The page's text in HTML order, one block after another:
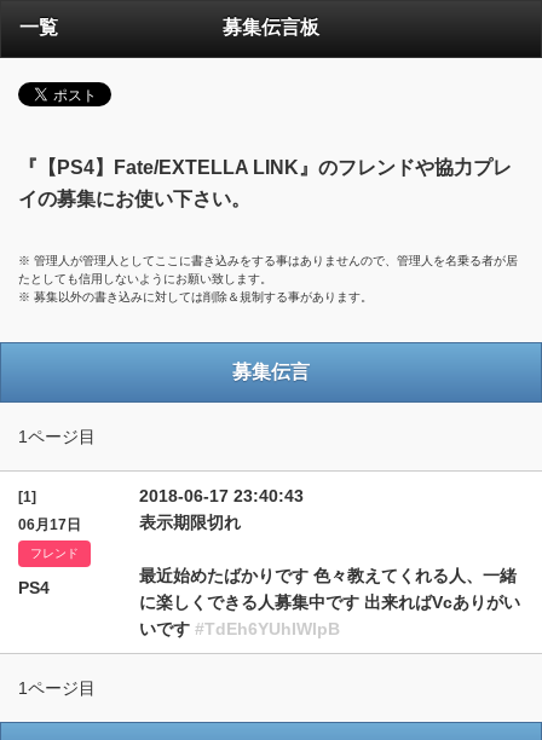
一覧 募集伝言板
『【PS4】Fate/EXTELLA LINK』のフレンドや協力プレ
イの募集にお使い下さい。
※ 管理人が管理人としてここに書き込みをする事はありませんので、管理人を名乗る者が居
たとしても信用しないようにお願い致します。
※ 募集以外の書き込みに対しては削除＆規制する事があります。
募集伝言
1ページ目
[1]
06月17日
フレンド
PS4
2018-06-17 23:40:43
表示期限切れ
最近始めたばかりです 色々教えてくれる人、一緒
に楽しくできる人募集中です 出来ればVcありがい
いです #TdEh6YUhIWlpB
1ページ目